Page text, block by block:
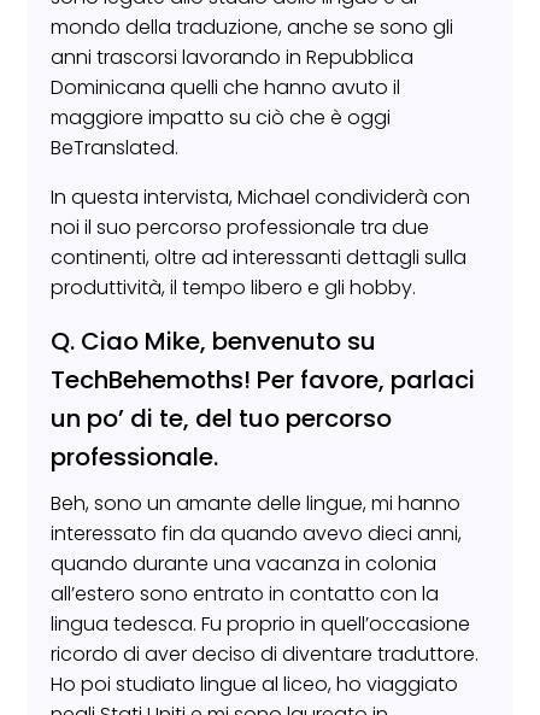
mondo della traduzione, anche se sono gli
anni trascorsi lavorando in Repubblica
Dominicana quelli che hanno avuto il
maggiore impatto su ciò che è oggi
BeTranslated.
In questa intervista, Michael condividerà con
noi il suo percorso professionale tra due
continenti, oltre ad interessanti dettagli sulla
produttività, il tempo libero e gli hobby.
Q. Ciao Mike, benvenuto su
TechBehemoths! Per favore, parlaci
un po’ di te, del tuo percorso
professionale.
Beh, sono un amante delle lingue, mi hanno
interessato fin da quando avevo dieci anni,
quando durante una vacanza in colonia
all’estero sono entrato in contatto con la
lingua tedesca. Fu proprio in quell’occasione
ricordo di aver deciso di diventare traduttore.
Ho poi studiato lingue al liceo, ho viaggiato